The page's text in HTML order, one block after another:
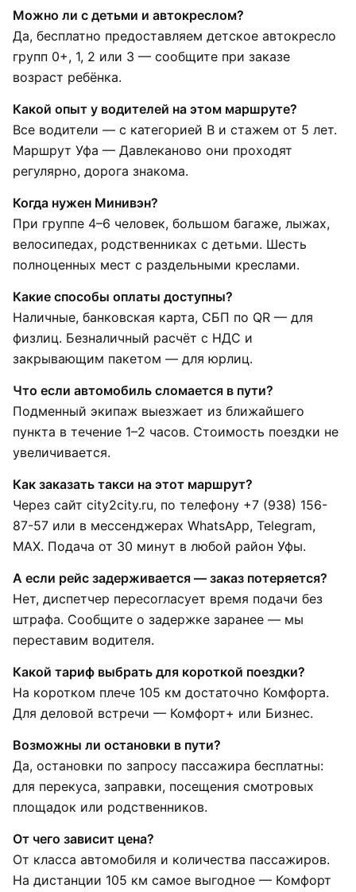
Можно ли с детьми и автокреслом?
Да, бесплатно предоставляем детское автокресло
групп 0+, 1, 2 или 3 — сообщите при заказе
возраст ребёнка.
Какой опыт у водителей на этом маршруте?
Все водители — с категорией B и стажем от 5 лет.
Маршрут Уфа — Давлеканово они проходят
регулярно, дорога знакома.
Когда нужен Минивэн?
При группе 4–6 человек, большом багаже, лыжах,
велосипедах, родственниках с детьми. Шесть
полноценных мест с раздельными креслами.
Какие способы оплаты доступны?
Наличные, банковская карта, СБП по QR — для
физлиц. Безналичный расчёт с НДС и
закрывающим пакетом — для юрлиц.
Что если автомобиль сломается в пути?
Подменный экипаж выезжает из ближайшего
пункта в течение 1–2 часов. Стоимость поездки не
увеличивается.
Как заказать такси на этот маршрут?
Через сайт city2city.ru, по телефону +7 (938) 156-
87-57 или в мессенджерах WhatsApp, Telegram,
MAX. Подача от 30 минут в любой район Уфы.
А если рейс задерживается — заказ потеряется?
Нет, диспетчер пересогласует время подачи без
штрафа. Сообщите о задержке заранее — мы
переставим водителя.
Какой тариф выбрать для короткой поездки?
На коротком плече 105 км достаточно Комфорта.
Для деловой встречи — Комфорт+ или Бизнес.
Возможны ли остановки в пути?
Да, остановки по запросу пассажира бесплатны:
для перекуса, заправки, посещения смотровых
площадок или родственников.
От чего зависит цена?
От класса автомобиля и количества пассажиров.
На дистанции 105 км самое выгодное — Комфорт